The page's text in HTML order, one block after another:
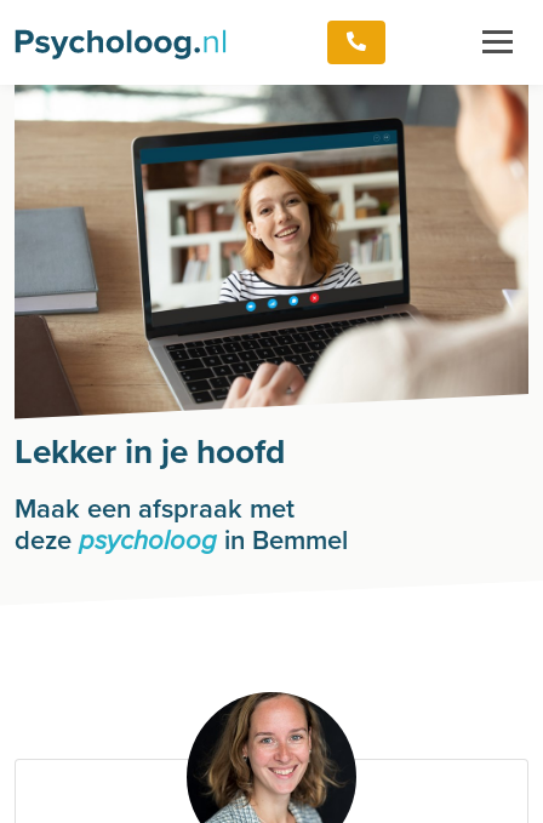
Lekker in je hoofd
Maak een afspraak met
deze psycholoog in Bemmel